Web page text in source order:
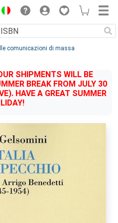
comunicazioni di massa
SHIPMENTS WILL BE
BREAK FROM JULY 30
HAVE A GREAT SUMMER